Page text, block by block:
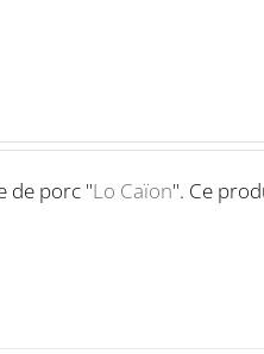
de porc "Lo Caïon". Ce